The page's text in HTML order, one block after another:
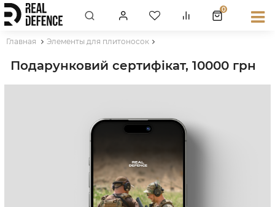
0
Главная Элементы для плитоносок
Подарунковий сертифікат, 10000 грн